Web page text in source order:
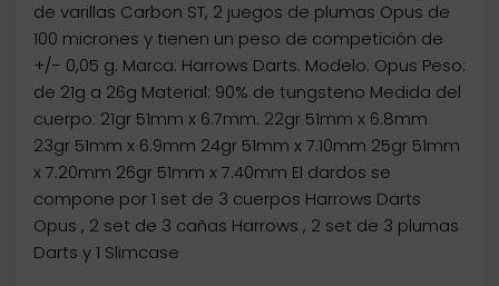
de varillas Carbon ST, 2 juegos de plumas Opus de
100 micrones y tienen un peso de competición de
+/- 0,05 g. Marca: Harrows Darts. Modelo: Opus Peso:
de 21g a 26g Material: 90% de tungsteno Medida del
cuerpo: 21gr 51mm x 6.7mm. 22gr 51mm x 6.8mm
23gr 51mm x 6.9mm 24gr 51mm x 7.10mm 25gr 51mm
x 7.20mm 26gr 51mm x 7.40mm El dardos se
compone por 1 set de 3 cuerpos Harrows Darts
Opus , 2 set de 3 cañas Harrows , 2 set de 3 plumas
Darts y 1 Slimcase